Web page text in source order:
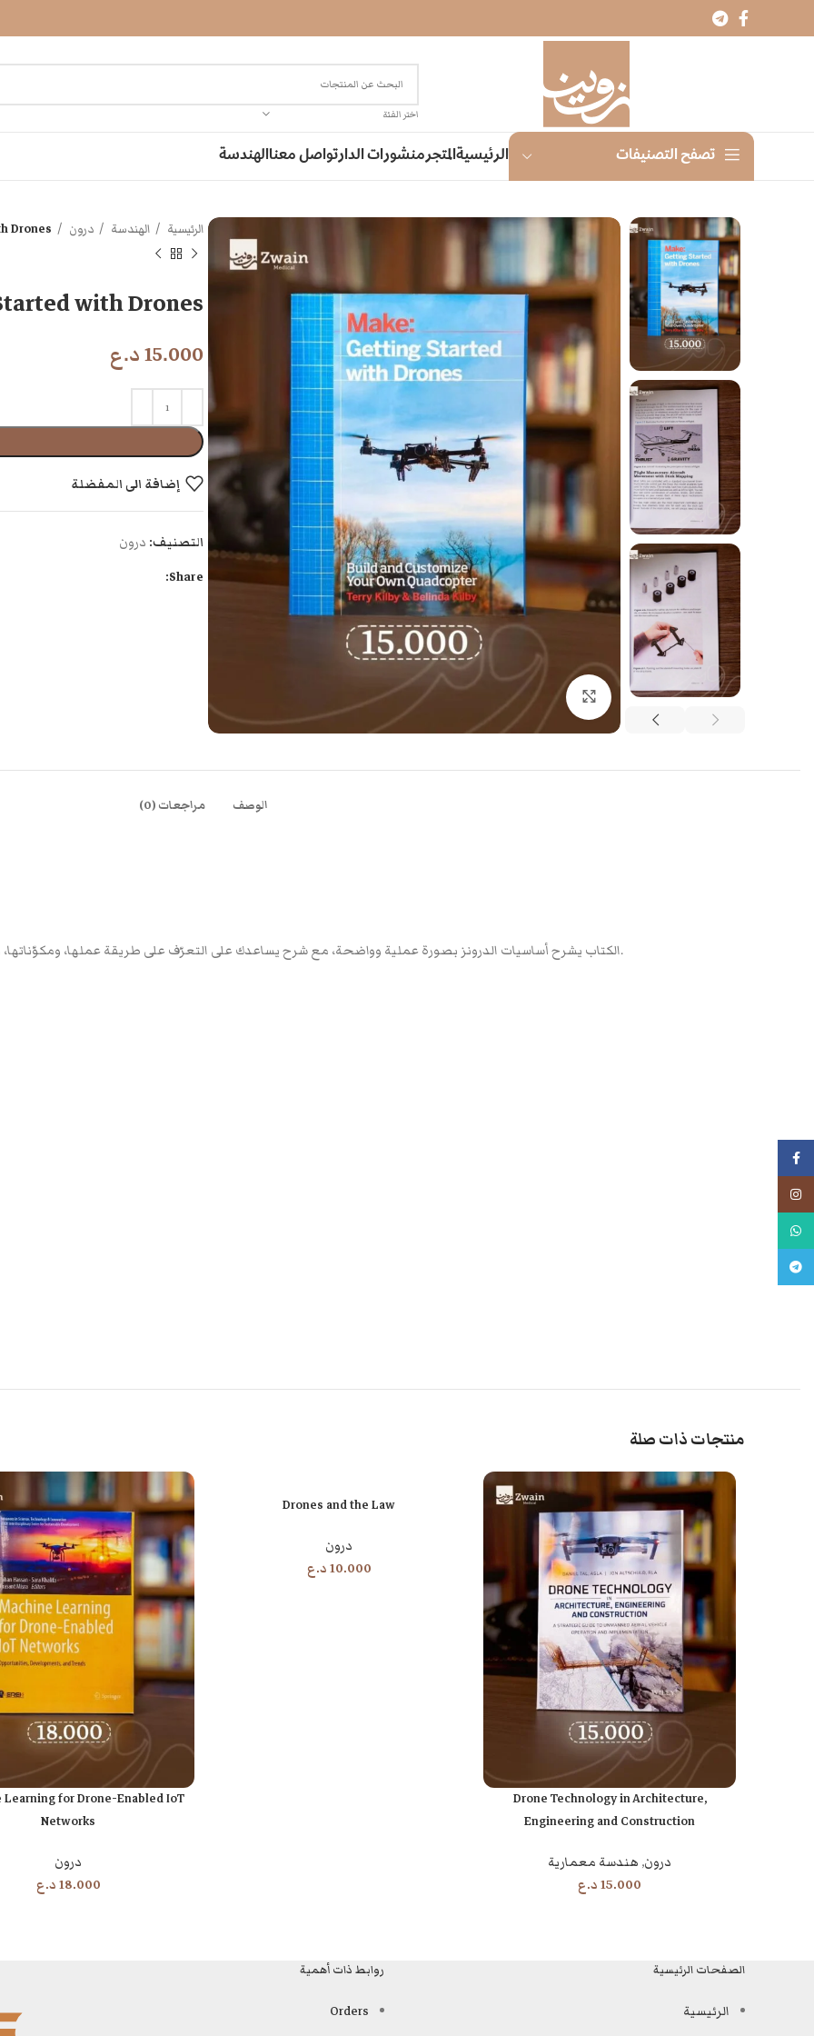
اختر الفئة
تصفح التصنيفات الرئيسيةالمتجرمنشورات الدارتواصل معناالهندسة
اضغط للتكبير
الرئيسية الهندسة درون Drones
with Drones
15.000د.ع
إضافة الى المفضلة
التصنيف: درون
Share:
الوصف مراجعات (0)
الكتاب يشرح أساسيات الدرونز بصورة عملية وواضحة، مع شرح يساعدك على التعرّف على طريقة عملها، ومكوّناتها، وكيفية بناء وتخصيص طائرتك الرباعية الخاصة خطوة بخطوة.
منتجات ذات صلة
إضافة إلى السلة
Drone Technology in Architecture,
Engineering and Construction
درون, هندسة معمارية
15.000د.ع
Drones and the Law
درون
10.000د.ع
إضافة إلى السلة
Learning for Drone-Enabled IoT
Networks
درون
18.000د.ع
الصفحات الرئيسية
الرئيسية
روابط ذات أهمية
Orders